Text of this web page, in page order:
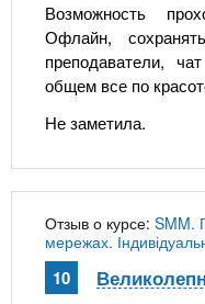
Возможность
Офлайн,
преподаватели,
общем все по
Не заметила.
Отзыв о курсе: SMM.
мережах.
10